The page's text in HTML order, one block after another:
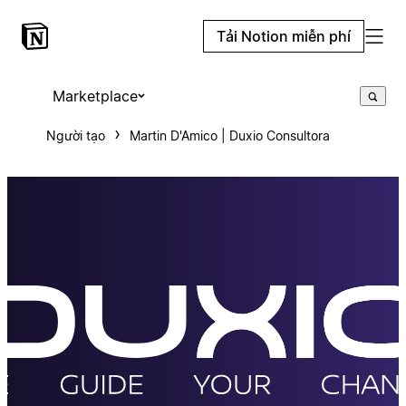
Tải Notion miễn phí
Marketplace
Người tạo Martin D'Amico | Duxio Consultora